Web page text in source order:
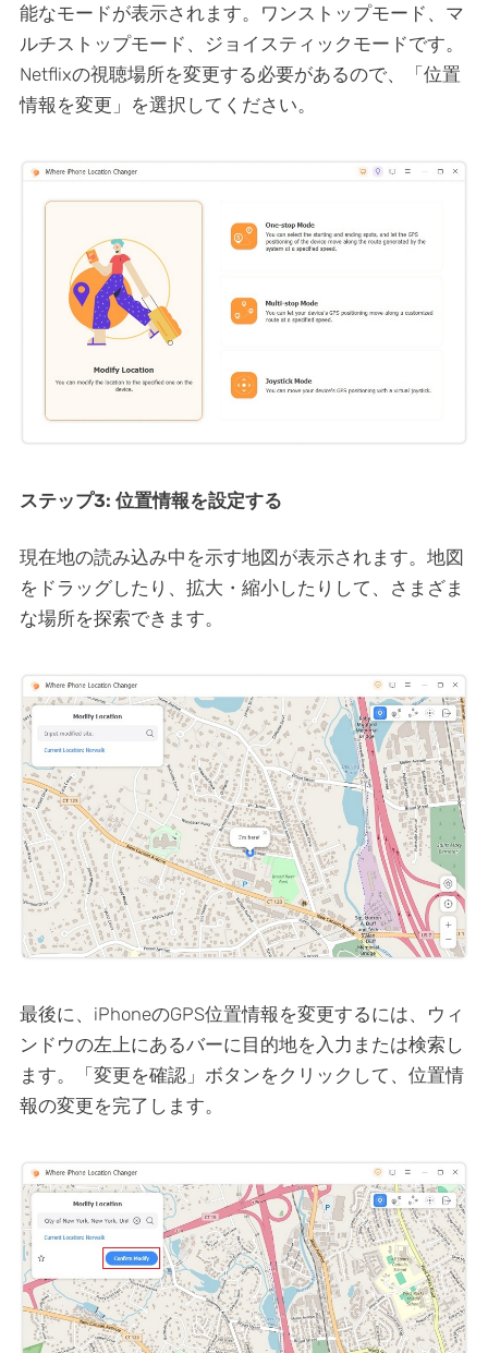
能なモードが表示されます。ワンストップモード、マ
ルチストップモード、ジョイスティックモードです。
Netflixの視聴場所を変更する必要があるので、「位置
情報を変更」を選択してください。
ステップ3: 位置情報を設定する
現在地の読み込み中を示す地図が表示されます。地図
をドラッグしたり、拡大・縮小したりして、さまざま
な場所を探索できます。
最後に、iPhoneのGPS位置情報を変更するには、ウィ
ンドウの左上にあるバーに目的地を入力または検索し
ます。「変更を確認」ボタンをクリックして、位置情
報の変更を完了します。